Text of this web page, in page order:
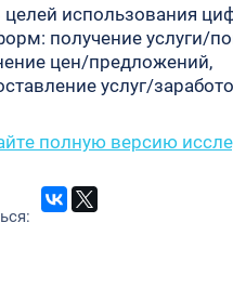
целей использования
получение услуги/
цен/предложений,
услуг/
полную версию